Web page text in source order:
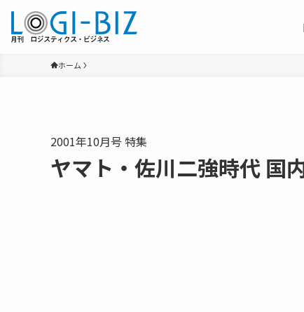
ホーム
2001年10月号 特集
ヤマト・佐川二強時代 国